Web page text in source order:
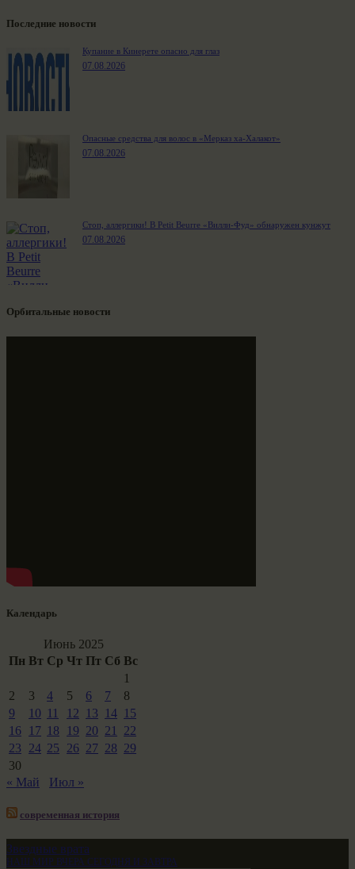
Последние новости
Купание в Кинерете опасно для глаз
07.08.2026
Опасные средства для волос в «Мерказ ха-Халакот»
07.08.2026
Стоп, аллергики! В Petit Beurre «Вилли-Фуд» обнаружен кунжут
07.08.2026
Орбитальные новости
Календарь
Июнь 2025
Пн Вт Ср Чт Пт Сб Вс
1
2
3 4 5 6 7
8
9
10 11 12 13 14 15
16
17 18 19 20 21
22
23
24 25 26 27 28 29
30
« Май
Июл »
современная история
Звездные врата
НАШ МИР ВЧЕРА СЕГОДНЯ И ЗАВТРА